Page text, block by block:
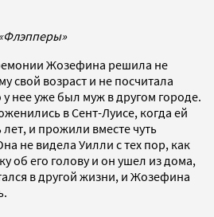
Жозефина решила не
свой возраст и не посчитала
нее уже был муж в другом городе.
в Сент-Луисе, когда ей
и прожили вместе чуть
не видела Уилли с тех пор, как
об его голову и он ушел из дома,
в другой жизни, и Жозефина